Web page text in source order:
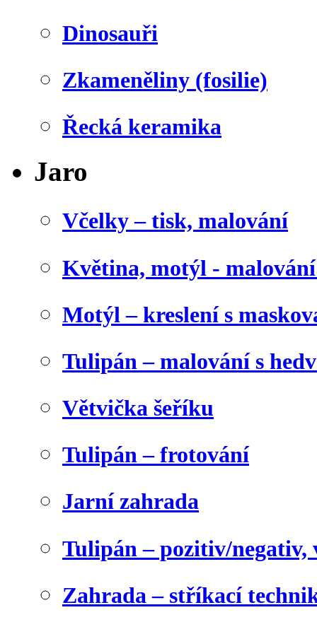
Dinosauři
Zkameněliny (fosilie)
Řecká keramika
Jaro
Včelky – tisk, malování
Květina, motýl -
Motýl – kreslení s
Tulipán – malování s
Větvička šeříku
Tulipán – frotování
Jarní zahrada
Tulipán – pozitiv/negativ,
Zahrada – stříkací